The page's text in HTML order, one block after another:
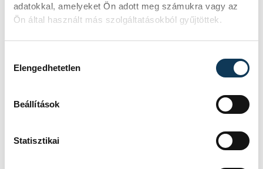
adatokkal, amelyeket Ön adott meg számukra vagy az
Ön által használt más szolgáltatásokból gyűjtöttek.
Elengedhetetlen
Beállítások
Statisztikai
Németh hangsúlyozta: nem ő volt a
célpont, „csak egy véletlen”, mégis sokszor
körökkel.
Felidézett egy régi összetűzést is T.